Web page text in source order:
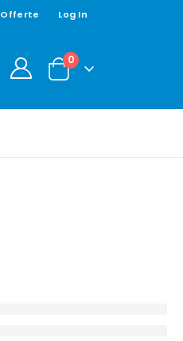
Offerte Log In
0